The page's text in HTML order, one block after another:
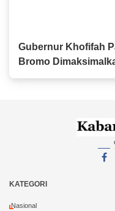
Gubernur Khofifah
Bromo
Bombing
KATEGORI
Nasional